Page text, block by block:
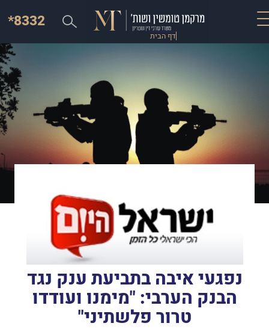
דף הבית
*8332
נפגעי איבה בתביעת ענק נגד
הבנק הערבי: "מימנו ועודדו
טרור פלשתיני"